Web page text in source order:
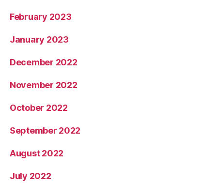
February 2023
January 2023
December 2022
November 2022
October 2022
September 2022
August 2022
July 2022